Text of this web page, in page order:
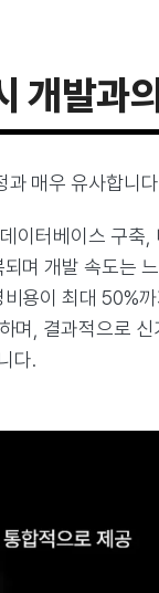
개발과
과 매우 유사합니
이터베이스 구축
며 개발 속도는
용이 최대 50%
며, 결과적으로
다.